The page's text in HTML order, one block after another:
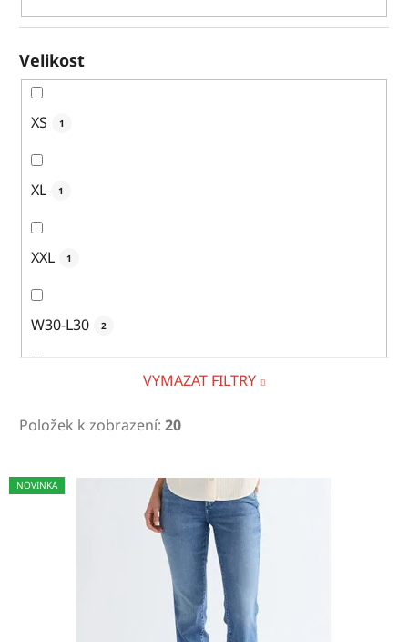
Velikost
XS 1
XL 1
XXL 1
W30-L30 2
VYMAZAT FILTRY
Položek k zobrazení: 20
V
ý
NOVINKA